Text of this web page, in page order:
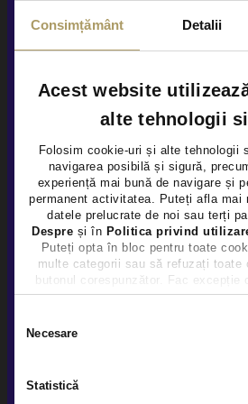
Consimțământ Detalii
Acest website
alte tehnologii
Folosim cookie-uri și alte tehnologii
navigarea posibilă și sigură,
experiență mai bună de navigare și
permanent activitatea. Puteți afla mai
datele prelucrate de noi sau terți
Despre și în Politica privind
Puteți opta în bloc pentru toate
multe categorii sau să refuzați toate
butonul corespunzător. Fac excepție
care sunt activate automat,
Necesare
Statistică
Rulat